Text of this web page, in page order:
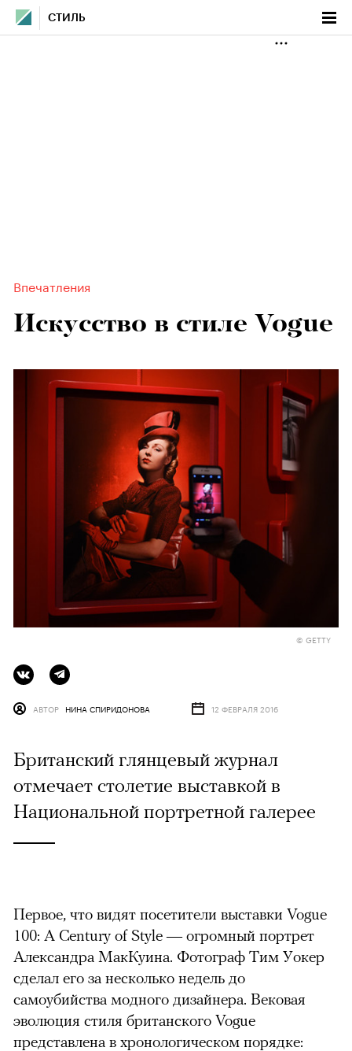
СТИЛЬ
Впечатления
Искусство в стиле Vogue
© GETTY
АВТОР НИНА СПИРИДОНОВА 12 ФЕВРАЛЯ 2016
Британский глянцевый журнал
отмечает столетие выставкой в
Национальной портретной галерее
Первое, что видят посетители выставки Vogue
100: A Century of Style —огромный портрет
Александра МакКуина. Фотограф Тим Уокер
сделал его за несколько недель до
самоубийства модного дизайнера. Вековая
эволюция стиля британского Vogue
представлена в хронологическом порядке: